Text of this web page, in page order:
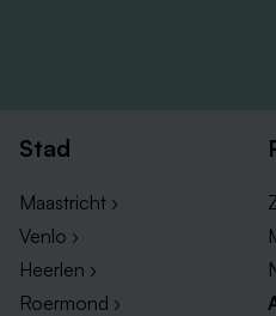
Stad
Maastricht ›
Venlo ›
Heerlen ›
Roermond ›